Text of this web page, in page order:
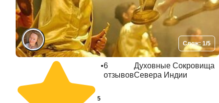
Слож: 1/5
5
•6
отзывов
Духовные Сокровища
Севера Индии